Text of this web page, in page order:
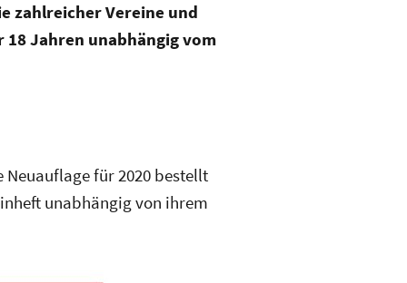
zahlreicher Vereine und
Jahren unabhängig vom
für 2020 bestellt
unabhängig von ihrem